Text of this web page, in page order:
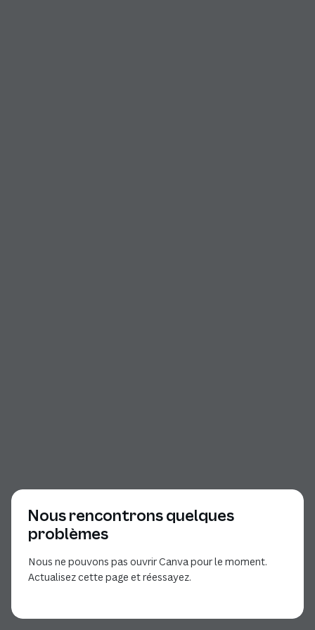
Nous rencontrons quelques
problèmes
Nous ne pouvons pas ouvrir Canva pour le moment.
Actualisez cette page et réessayez.